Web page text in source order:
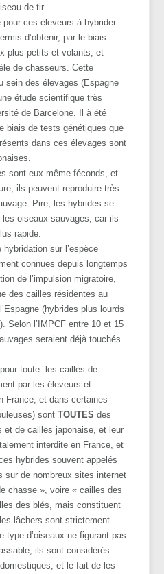
de tir.
pour ces éleveurs à hybrider
d’obtenir, par le biais
plus petits et volants, et
de chasseurs. Cette
sein des élevages (Espagne
étude scientifique très
de Barcelone. Il à été
biais de tests génétiques que
dans ces élevages sont
sont eux même féconds, et
ils peuvent reproduire très
Pire, les hybrides se
oiseaux sauvages, car ils
rapide.
hybridation sur l’espèce
connues depuis longtemps
de l’impulsion migratoire,
des cailles résidentes au
(hybrides plus lourds
Selon l’IMPCF entre 10 et 15
seraient déjà touchés
toute: les cailles de
par les éleveurs et
France, et dans certaines
sontTOUTES des
et de cailles japonaise, et leur
interdite en France, et
hybrides souvent appelés
sur de nombreux sites internet
chasse », voire « cailles des
des blés, mais constituent
lâchers sont strictement
type d’oiseaux ne figurant pas
ils sont considérés
et le fait de les